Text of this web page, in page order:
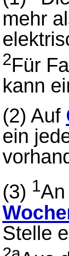
mehr
2Für
kann
(2) Auf
ein
(3) 1
Stelle